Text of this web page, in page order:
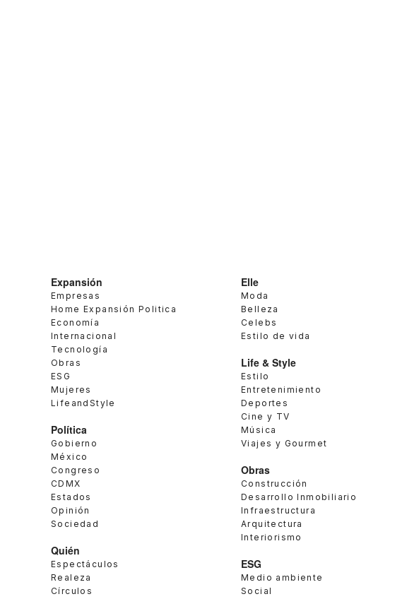
Expansión
Empresas
Home Expansión Politica
Economía
Internacional
Tecnología
Obras
ESG
Mujeres
LifeandStyle
Política
Gobierno
México
Congreso
CDMX
Estados
Opinión
Sociedad
Quién
Espectáculos
Realeza
Círculos
Elle
Moda
Belleza
Celebs
Estilo de vida
Life & Style
Estilo
Entretenimiento
Deportes
Cine y TV
Música
Viajes y Gourmet
Obras
Construcción
Desarrollo Inmobiliario
Infraestructura
Arquitectura
Interiorismo
ESG
Medio ambiente
Social